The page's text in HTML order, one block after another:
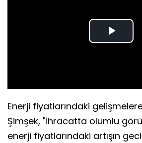
Play
Enerji fiyatlarındaki
Şimşek, "İhracatta olumlu
enerji fiyatlarındaki artışın